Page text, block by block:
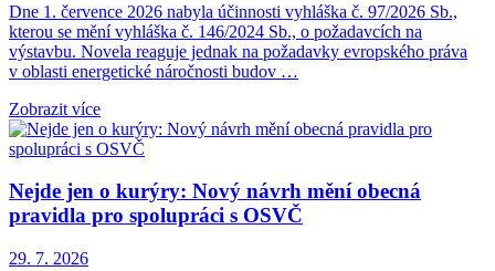
Dne 1. července 2026 nabyla účinnosti vyhláška č. 97/2026 Sb.,
kterou se mění vyhláška č. 146/2024 Sb., o požadavcích na
výstavbu. Novela reaguje jednak na požadavky evropského práva
v oblasti energetické náročnosti budov …
Zobrazit více
Nejde jen o kurýry: Nový návrh mění obecná
pravidla pro spolupráci s OSVČ
29. 7. 2026